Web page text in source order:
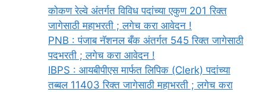
कोकण रेल्वे अंतर्गत विविध पदांच्या एकुण 201 रिक्त
जागेसाठी महाभरती ; लगेच करा आवेदन !
PNB : पंजाब नॅशनल बँक अंतर्गत 545 रिक्त जागेसाठी
पदभरती ; लगेच करा आवेदन !
IBPS : आयबीपीएस मार्फत लिपिक (Clerk) पदांच्या
तब्बल 11403 रिक्त जागेसाठी महाभरती ; लगेच करा